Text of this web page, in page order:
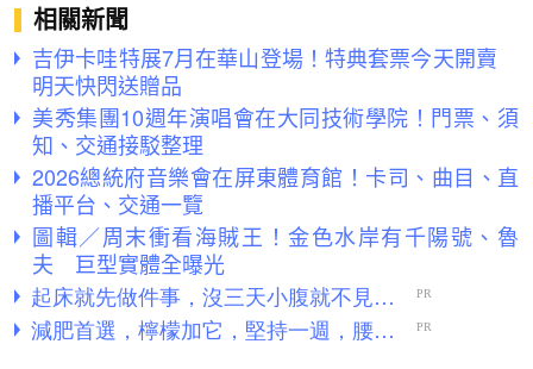
相關新聞
吉伊卡哇特展7月在華山登場！特典套票今天開賣
明天快閃送贈品
美秀集團10週年演唱會在大同技術學院！門票、須
知、交通接駁整理
2026總統府音樂會在屏東體育館！卡司、曲目、直
播平台、交通一覽
圖輯／周末衝看海賊王！金色水岸有千陽號、魯
夫 巨型實體全曝光